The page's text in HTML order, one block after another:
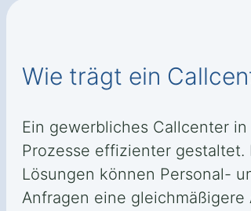
Wie trägt ein
Ein gewerbliches Callcenter
Prozesse effizienter
Lösungen können Personal-
Anfragen eine